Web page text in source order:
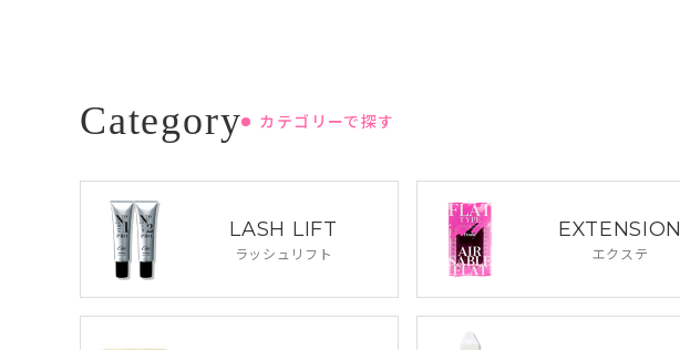
カテゴリーで探す
LASH LIFT
ラッシュリフト
EXTENSION
エクステ